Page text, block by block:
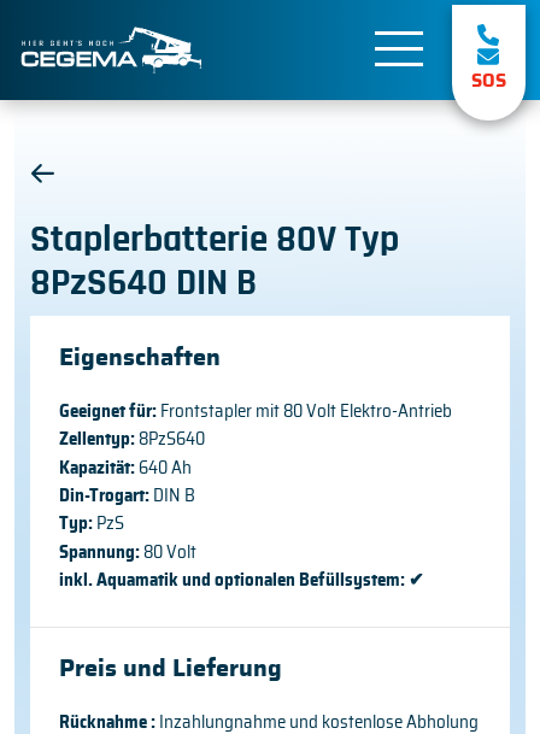
SOS
Staplerbatterie 80V Typ
8PzS640 DIN B
Eigenschaften
Geeignet für: Frontstapler mit 80 Volt Elektro-Antrieb
Zellentyp: 8PzS640
Kapazität:640 Ah
Din-Trogart: DIN B
Typ: PzS
Spannung:80 Volt
inkl. Aquamatik und optionalen Befüllsystem: ✔
Preis und Lieferung
Rücknahme : Inzahlungnahme und kostenlose Abholung